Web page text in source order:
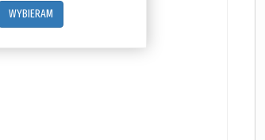
WYBIERAM